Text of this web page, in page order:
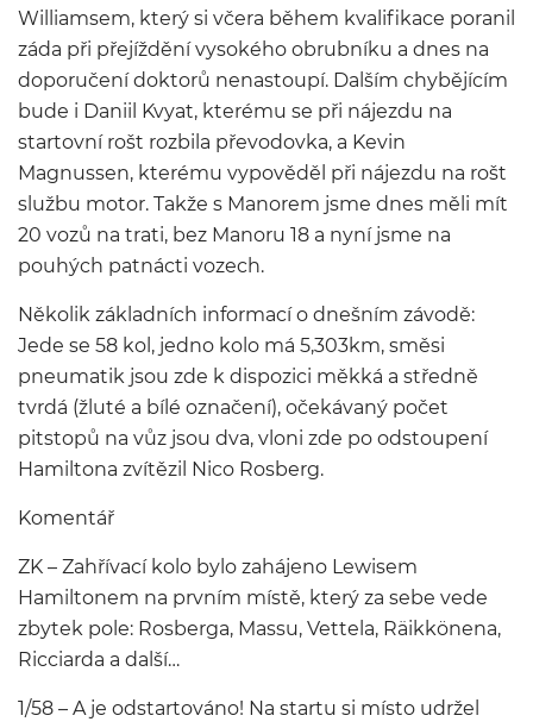
Williamsem, který si včera během kvalifikace poranil
záda při přejíždění vysokého obrubníku a dnes na
doporučení doktorů nenastoupí. Dalším chybějícím
bude i Daniil Kvyat, kterému se při nájezdu na
startovní rošt rozbila převodovka, a Kevin
Magnussen, kterému vypověděl při nájezdu na rošt
službu motor. Takže s Manorem jsme dnes měli mít
20 vozů na trati, bez Manoru 18 a nyní jsme na
pouhých patnácti vozech.
Několik základních informací o dnešním závodě:
Jede se 58 kol, jedno kolo má 5,303km, směsi
pneumatik jsou zde k dispozici měkká a středně
tvrdá (žluté a bílé označení), očekávaný počet
pitstopů na vůz jsou dva, vloni zde po odstoupení
Hamiltona zvítězil Nico Rosberg.
Komentář
ZK – Zahřívací kolo bylo zahájeno Lewisem
Hamiltonem na prvním místě, který za sebe vede
zbytek pole: Rosberga, Massu, Vettela, Räikkönena,
Ricciarda a další…
1/58 – A je odstartováno! Na startu si místo udržel